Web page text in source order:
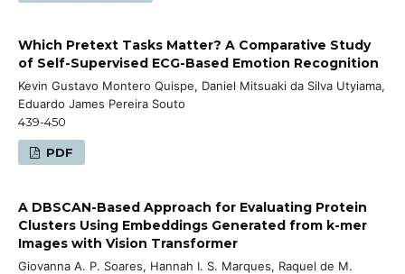
Which Pretext Tasks Matter? A Comparative Study
of Self-Supervised ECG-Based Emotion Recognition
Kevin Gustavo Montero Quispe, Daniel Mitsuaki da Silva Utyiama,
Eduardo James Pereira Souto
439-450
PDF
A DBSCAN-Based Approach for Evaluating Protein
Clusters Using Embeddings Generated from k-mer
Images with Vision Transformer
Giovanna A. P. Soares, Hannah I. S. Marques, Raquel de M.